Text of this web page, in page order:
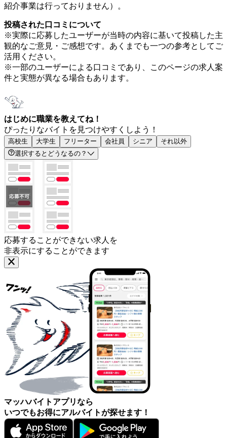
紹介事業は行っておりません）。
投稿された口コミについて
※実際に応募したユーザーが当時の内容に基いて投稿した主
観的なご意見・ご感想です。あくまでも一つの参考としてご
活用ください。
※一部のユーザーによる口コミであり、このページの求人案
件と実態が異なる場合もあります。
はじめに職業を教えてね！
ぴったりなバイトを見つけやすくしよう！
高校生 大学生 フリーター 会社員 シニア
それ以外
選択するとどうなるの？
応募することができない求人を
非表示にすることができます
マッハバイトアプリなら
いつでもお得にアルバイトが探せます！